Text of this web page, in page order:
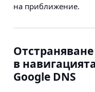
на приближение.
в
Google DNS